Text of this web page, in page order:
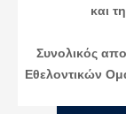
και
Συνολικός
Εθελοντικών